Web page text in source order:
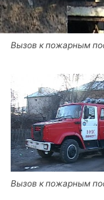
Вызов к пожарным
Вызов к пожарным